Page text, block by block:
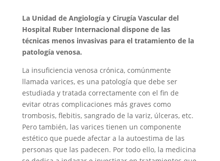
La Unidad de Angiología y Cirugía Vascular del
Hospital Ruber Internacional dispone de las
técnicas menos invasivas para el tratamiento de la
patología venosa.
La insuficiencia venosa crónica, comúnmente
llamada varices, es una patología que debe ser
estudiada y tratada correctamente con el fin de
evitar otras complicaciones más graves como
trombosis, flebitis, sangrado de la variz, úlceras, etc.
Pero también, las varices tienen un componente
estético que puede afectar a la autoestima de las
personas que las padecen. Por todo ello, la medicina